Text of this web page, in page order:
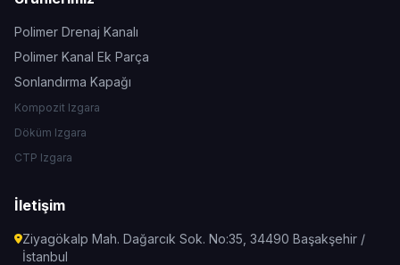
Polimer Drenaj Kanalı
Polimer Kanal Ek Parça
Sonlandırma Kapağı
Kompozit Izgara
Döküm Izgara
CTP Izgara
İletişim
Ziyagökalp Mah. Dağarcık Sok. No:35, 34490 Başakşehir /
İstanbul